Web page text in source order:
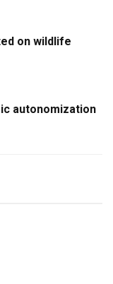
on wildlife
autonomization